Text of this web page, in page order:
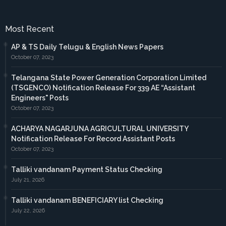
Most Recent
AP & TS Daily Telugu & English News Papers
October 07, 2023
Telangana State Power Generation Corporation Limited
(TSGENCO) Notification Release For 339 AE “Assistant
Engineers" Posts
October 07, 2023
ACHARYA NAGARJUNA AGRICULTURAL UNIVERSITY
Notification Release For Record Assistant Posts
October 07, 2023
Talliki vandanam Payment Status Checking
July 21, 2026
Talliki vandanam BENEFICIARY list Checking
July 22, 2026